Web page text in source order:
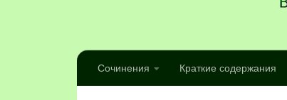
Сочинения Краткие содержания